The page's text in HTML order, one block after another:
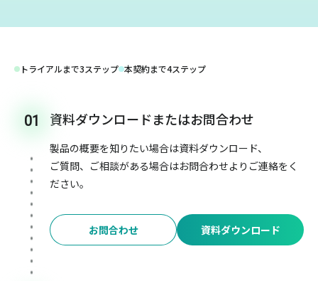
トライアルまで3ステップ 本契約まで4ステップ
01 資料ダウンロードまたはお問合わせ
製品の概要を知りたい場合は資料ダウンロード、
ご質問、ご相談がある場合はお問合わせよりご連絡をく
ださい。
お問合わせ 資料ダウンロード